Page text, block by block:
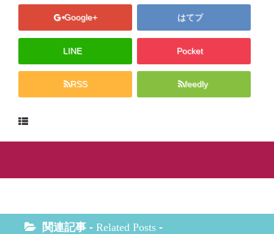
Google+ はてブ
LINE Pocket
RSS feedly
関連記事 - Related Posts -